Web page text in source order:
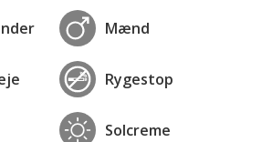
Mænd
Rygestop
Solcreme